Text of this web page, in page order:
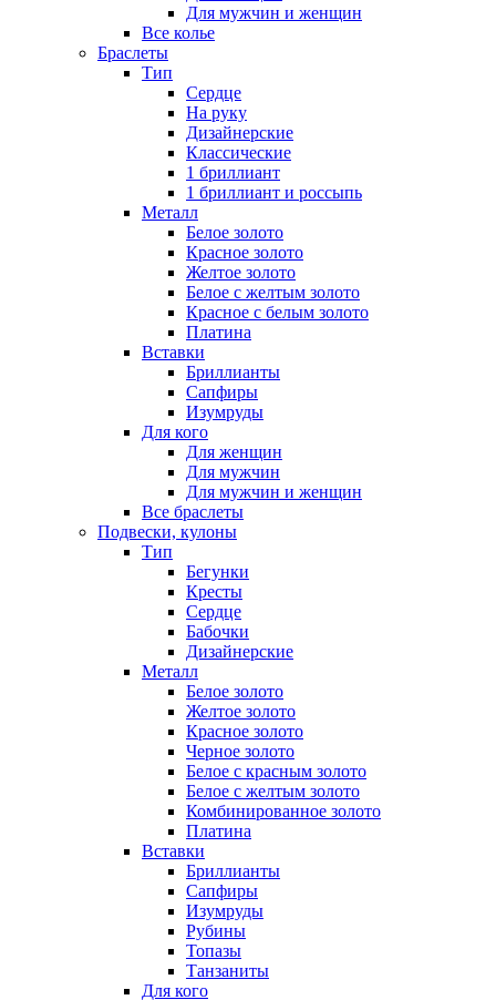
Для мужчин и женщин
Все колье
Браслеты
Тип
Сердце
На руку
Дизайнерские
Классические
1 бриллиант
1 бриллиант и россыпь
Металл
Белое золото
Красное золото
Желтое золото
Белое с желтым золото
Красное с белым золото
Платина
Вставки
Бриллианты
Сапфиры
Изумруды
Для кого
Для женщин
Для мужчин
Для мужчин и женщин
Все браслеты
Подвески, кулоны
Тип
Бегунки
Кресты
Сердце
Бабочки
Дизайнерские
Металл
Белое золото
Желтое золото
Красное золото
Черное золото
Белое с красным золото
Белое с желтым золото
Комбинированное золото
Платина
Вставки
Бриллианты
Сапфиры
Изумруды
Рубины
Топазы
Танзаниты
Для кого